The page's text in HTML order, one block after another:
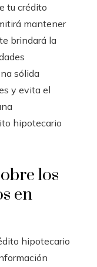
tu crédito
mantener
brindará la
sólida
y evita el
hipotecario
los
en
hipotecario